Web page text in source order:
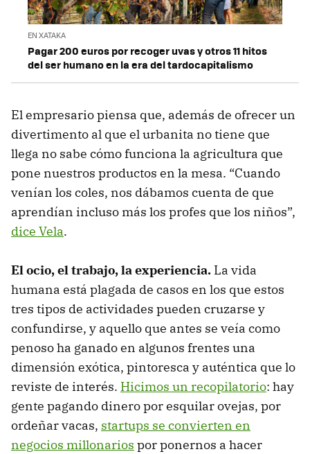
EN XATAKA
Pagar 200 euros por recoger uvas y otros 11 hitos
del ser humano en la era del tardocapitalismo
El empresario piensa que, además de ofrecer un
divertimento al que el urbanita no tiene que
llega no sabe cómo funciona la agricultura que
pone nuestros productos en la mesa. “Cuando
venían los coles, nos dábamos cuenta de que
aprendían incluso más los profes que los niños”,
dice Vela.
El ocio, el trabajo, la experiencia. La vida
humana está plagada de casos en los que estos
tres tipos de actividades pueden cruzarse y
confundirse, y aquello que antes se veía como
penoso ha ganado en algunos frentes una
dimensión exótica, pintoresca y auténtica que lo
reviste de interés. Hicimos un recopilatorio: hay
gente pagando dinero por esquilar ovejas, por
ordeñar vacas, startups se convierten en
negocios millonarios por ponernos a hacer